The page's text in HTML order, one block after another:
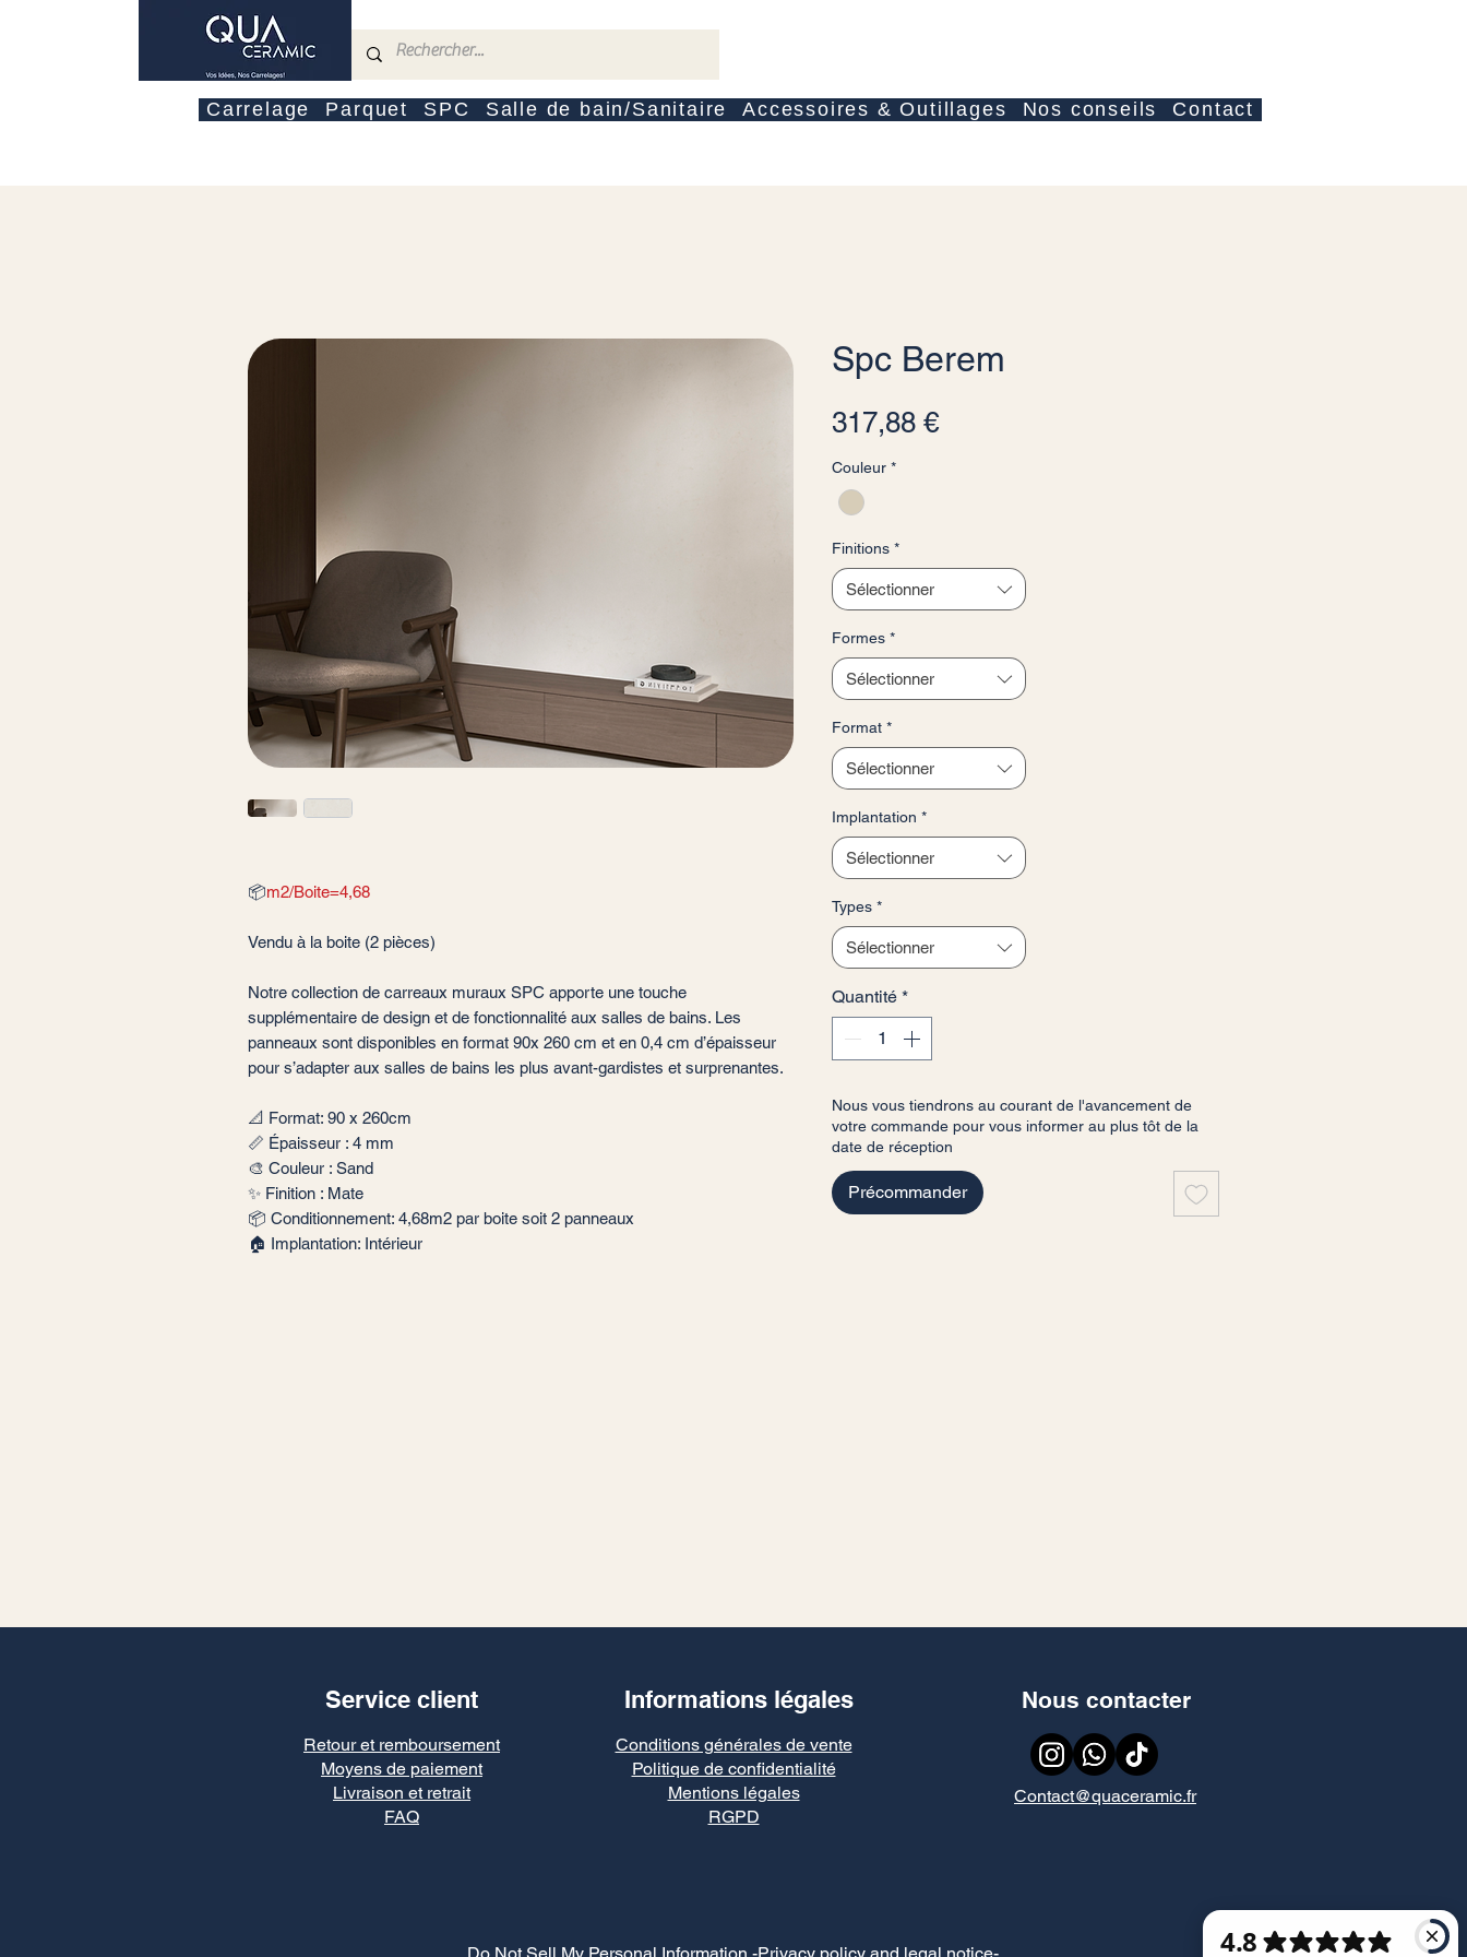
Carrelage Parquet SPC Salle de bain/Sanitaire Accessoires & Outillages Nos conseils Contact
📦m2/Boite=4,68
Vendu à la boite (2 pièces)
Notre collection de carreaux muraux SPC apporte une touche
supplémentaire de design et de fonctionnalité aux salles de bains. Les
panneaux sont disponibles en format 90x 260 cm et en 0,4 cm d’épaisseur
pour s’adapter aux salles de bains les plus avant-gardistes et surprenantes.
📐 Format: 90 x 260cm
📏 Épaisseur : 4 mm
🎨 Couleur : Sand
✨ Finition : Mate
📦 Conditionnement: 4,68m2 par boite soit 2 panneaux
🏠 Implantation: Intérieur
Spc Berem
317,88 €Prix
Couleur *
Finitions *
Sélectionner
Formes *
Sélectionner
Format *
Sélectionner
Implantation *
Sélectionner
Types *
Sélectionner
Quantité *
Nous vous tiendrons au courant de l'avancement de
votre commande pour vous informer au plus tôt de la
date de réception
Précommander
Service client Informations légales
Retour et remboursement
Moyens de paiement
Livraison et retrait
FAQ
Conditions générales de vente
Politique de confidentialité
Mentions légales
RGPD
Nous contacter
Contact@quaceramic.fr